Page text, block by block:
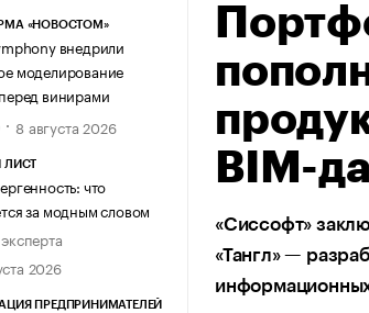
«НОВОСТОМ»
внедрили
моделирование
винирами
8 августа 2026
ЛИСТ
что
за модным словом
2026
ПРЕДПРИНИМАТЕЛЕЙ
BIM-
«Сиссофт»
«Тангл» —